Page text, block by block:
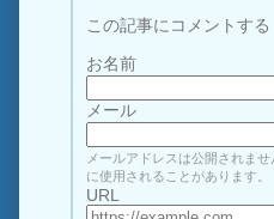
この記事にコメントする
お名前
メール
メールアドレスは公開されま
に使用されることがあります。
URL